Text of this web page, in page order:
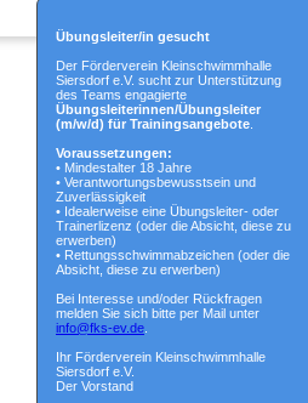
Übungsleiter/in gesucht
Der Förderverein Kleinschwimmhalle
Siersdorf e.V. sucht zur Unterstützung
des Teams engagierte
Übungsleiterinnen/Übungsleiter
(m/w/d) für Trainingsangebote
Voraussetzungen:
• Mindestalter 18 Jahre
• Verantwortungsbewusstsein und
Zuverlässigkeit
• Idealerweise eine Übungsleiter- oder
Trainerlizenz (oder die Absicht, diese zu
erwerben)
• Rettungsschwimmabzeichen (oder die
Absicht, diese zu erwerben)
Bei Interesse und/oder Rückfragen
melden Sie sich bitte per Mail unter
info@fks-ev.de
Ihr Förderverein Kleinschwimmhalle
Siersdorf e.V.
Der Vorstand